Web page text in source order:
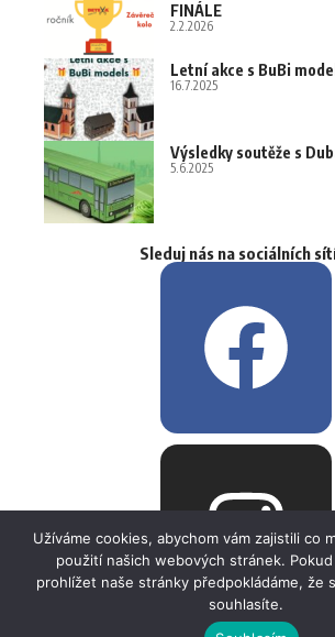
FINÁLE
2.2.2026
Letní akce s BuBi
16.7.2025
Výsledky soutěže s
5.6.2025
Sleduj nás na sociálních
Užíváme cookies, abychom vám zajistili co
použití našich webových stránek.
prohlížet naše stránky předpokládáme, že
souhlasíte.